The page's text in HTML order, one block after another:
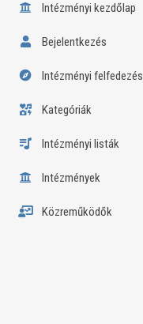
Intézményi kezdőlap
Bejelentkezés
Intézményi felfedezés
Kategóriák
Intézményi listák
Intézmények
Közreműködők